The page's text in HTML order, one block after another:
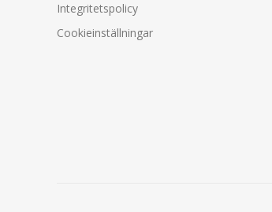
Integritetspolicy
Cookieinställningar